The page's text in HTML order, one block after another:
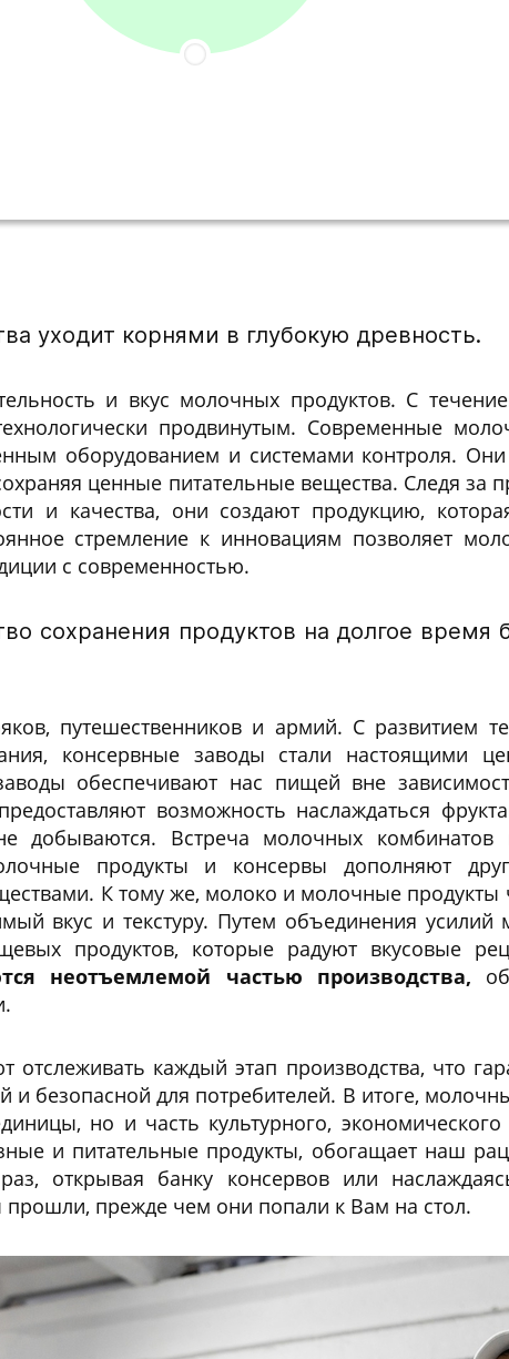
уходит корнями в глубокую древность.
и вкус молочных продуктов. С
продвинутым. Современные
оборудованием и системами контроля.
ценные питательные вещества. Следя за
и качества, они создают продукцию,
стремление к инновациям позволяет
с современностью.
сохранения продуктов на долгое время
путешественников и армий. С развитием
консервные заводы стали настоящими
обеспечивают нас пищей вне
возможность наслаждаться
добываются. Встреча молочных
продукты и консервы дополняют
К тому же, молоко и молочные продукты
вкус и текстуру. Путем объединения
продуктов, которые радуют вкусовые
неотъемлемой частью производства,
каждый этап производства, что
и безопасной для потребителей. В итоге,
но и часть культурного,
и питательные продукты, обогащает наш
открывая банку консервов или
прошли, прежде чем они попали к Вам на стол.